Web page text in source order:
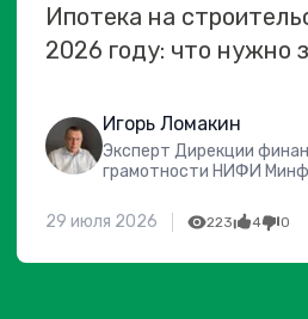
Ипотека на
2026 году: что нужно
Игорь Ломакин
Эксперт Дирекции
грамотности НИФИ
29 июля 2026 223 4 0